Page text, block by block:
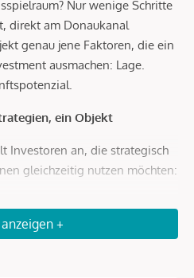
Nur wenige Schritte
direkt am Donaukanal
genau jene Faktoren, die ein
ausmachen: Lage.
ein Objekt
Investoren an, die strategisch
gleichzeitig nutzen möchten:
vermietet und generiert
+